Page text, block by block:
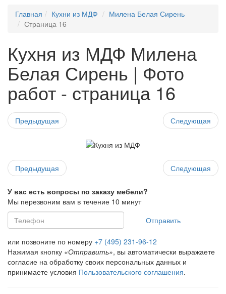
Главная
Кухни из МДФ
Милена Белая Сирень
Страница 16
Кухня из МДФ Милена
Белая Сирень | Фото
работ - страница 16
Предыдущая Следующая
Предыдущая Следующая
У вас есть вопросы по заказу мебели?
Мы перезвоним вам в течение 10 минут
Отправить
или позвоните по номеру +7 (495) 231-96-12
Нажимая кнопку «Отправить», вы автоматически выражаете
согласие на обработку своих персональных данных и
принимаете условия Пользовательского соглашения.